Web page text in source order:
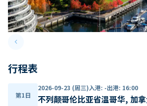
keyboard_arrow_leftPrevious slide
行程表
第1日
2026-09-23 (周三)入港: -出港: 16:00
不列颠哥伦比亚省温哥华, 加